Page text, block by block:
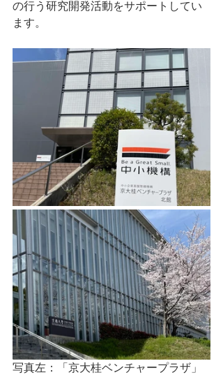
の行う研究開発活動をサポートしてい
ます。
写真左：「京大桂ベンチャープラザ」